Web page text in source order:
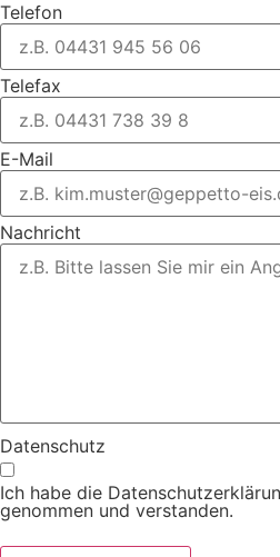
Telefon
Telefax
E-Mail
Nachricht
Datenschutz
Ich habe die
genommen und verstanden.